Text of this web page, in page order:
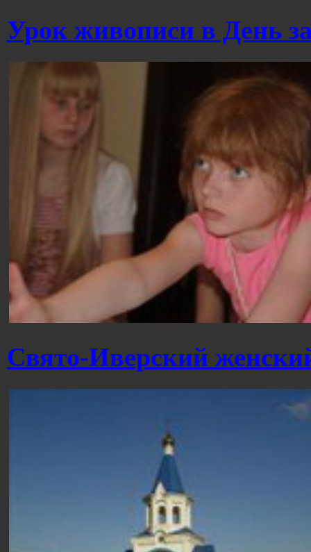
Урок живописи в День
Свято-Иверский